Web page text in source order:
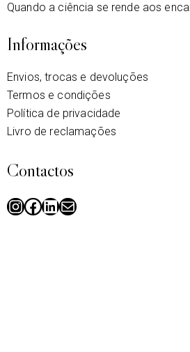
Quando a ciência se rende aos
Informações
Envios, trocas e devoluções
Termos e condições
Política de privacidade
Livro de reclamações
Contactos